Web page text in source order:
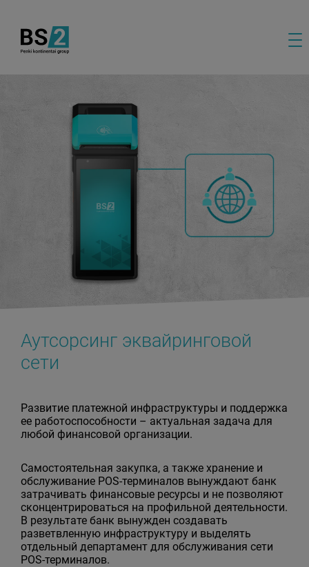
Аутсорсинг эквайринговой
сети
Развитие платежной инфраструктуры и поддержка
ее работоспособности – актуальная задача для
любой финансовой организации.
Самостоятельная закупка, а также хранение и
обслуживание POS-терминалов вынуждают банк
затрачивать финансовые ресурсы и не позволяют
сконцентрироваться на профильной деятельности.
В результате банк вынужден создавать
разветвленную инфраструктуру и выделять
отдельный департамент для обслуживания сети
POS-терминалов.